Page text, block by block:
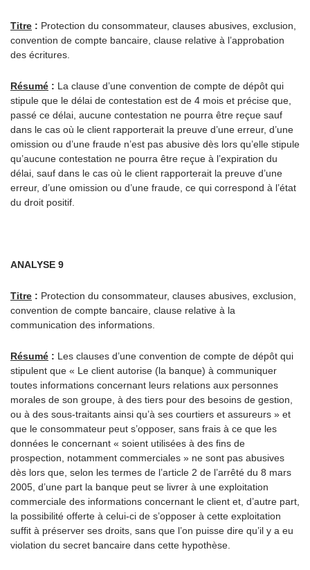
Titre : Protection du consommateur, clauses abusives, exclusion,
convention de compte bancaire, clause relative à l’approbation
des écritures.
Résumé : La clause d’une convention de compte de dépôt qui
stipule que le délai de contestation est de 4 mois et précise que,
passé ce délai, aucune contestation ne pourra être reçue sauf
dans le cas où le client rapporterait la preuve d’une erreur, d’une
omission ou d’une fraude n’est pas abusive dès lors qu’elle stipule
qu’aucune contestation ne pourra être reçue à l’expiration du
délai, sauf dans le cas où le client rapporterait la preuve d’une
erreur, d’une omission ou d’une fraude, ce qui correspond à l’état
du droit positif.
ANALYSE 9
Titre : Protection du consommateur, clauses abusives, exclusion,
convention de compte bancaire, clause relative à la
communication des informations.
Résumé : Les clauses d’une convention de compte de dépôt qui
stipulent que « Le client autorise (la banque) à communiquer
toutes informations concernant leurs relations aux personnes
morales de son groupe, à des tiers pour des besoins de gestion,
ou à des sous-traitants ainsi qu’à ses courtiers et assureurs » et
que le consommateur peut s’opposer, sans frais à ce que les
données le concernant « soient utilisées à des fins de
prospection, notamment commerciales » ne sont pas abusives
dès lors que, selon les termes de l’article 2 de l’arrêté du 8 mars
2005, d’une part la banque peut se livrer à une exploitation
commerciale des informations concernant le client et, d’autre part,
la possibilité offerte à celui-ci de s’opposer à cette exploitation
suffit à préserver ses droits, sans que l’on puisse dire qu’il y a eu
violation du secret bancaire dans cette hypothèse.